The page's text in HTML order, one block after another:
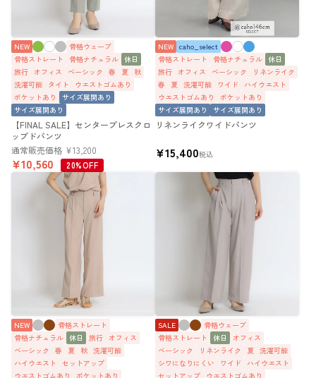
【FINAL SALE】センタープレスクロ
ップドパンツ
NEW
骨格ウェーブ
骨格ストレート
骨格ナチュラル 休日
旅行 オフィス ベーシック 春 夏 秋
洗濯可能 タイト
ウエストゴムあり
ポケットあり
サイズ展開あり
サイズ展開あり
通常販売価格 ¥13,200
¥10,560 20%OFF
リネンライクワイドパンツ
NEW caho_select
骨格ストレート
骨格ナチュラル 休日
旅行 オフィス ベーシック
リネンライク
春
夏 洗濯可能 ワイド
ハイウエスト
ウエストゴムあり
ポケットあり
サイズ展開あり
サイズ展開あり
¥15,400税込
NEW
骨格ストレート
骨格ナチュラル 休日 旅行 オフィス
ベーシック
春 夏 秋 洗濯可能
ハイウエスト
セットアップ
ウエストゴムあり
ポケットあり
SALE
骨格ウェーブ
骨格ストレート
休日
オフィス
ベーシック
リネンライク 夏 洗濯可能
シワになりにくい
ワイド
ハイウエスト
セットアップ
ウエストゴムあり